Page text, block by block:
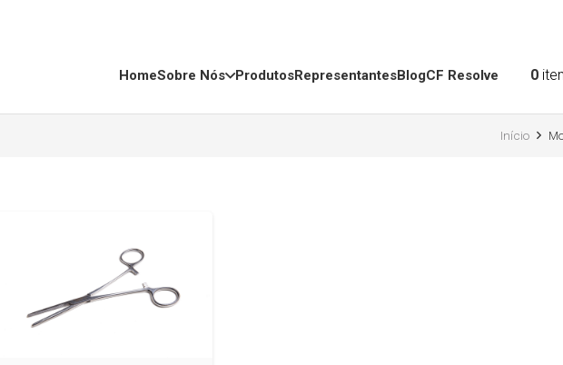
HomeSobre Nós ProdutosRepresentantesBlogCF Resolve 0
Início